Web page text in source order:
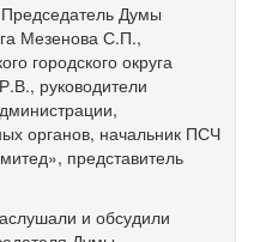
Думы
Мезенова С.П.,
городского округа
руководители
органов, начальник ПСЧ
представитель
и обсудили